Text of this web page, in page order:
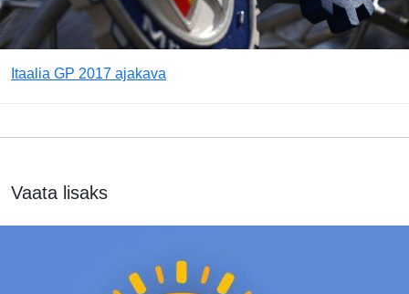
Itaalia GP 2017 ajakava
Vaata lisaks